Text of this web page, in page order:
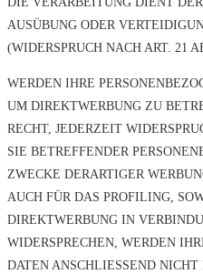
AUSÜBUNG ODER
(WIDERSPRUCH NACH ART. 21
WERDEN IHRE
UM DIREKTWERBUNG ZU
RECHT, JEDERZEIT
SIE BETREFFENDER
ZWECKE DERARTIGER
AUCH FÜR DAS PROFILING,
DIREKTWERBUNG IN
WIDERSPRECHEN, WERDEN
DATEN ANSCHLIESSEND